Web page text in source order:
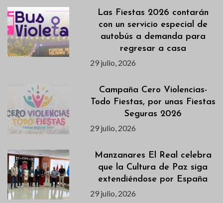
Las Fiestas 2026 contarán
con un servicio especial de
autobús a demanda para
regresar a casa
29 julio, 2026
Campaña Cero Violencias-
Todo Fiestas, por unas Fiestas
Seguras 2026
29 julio, 2026
Manzanares El Real celebra
que la Cultura de Paz siga
extendiéndose por España
29 julio, 2026